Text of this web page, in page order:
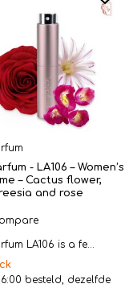
- LA106 – Women’s
– Cactus flower,
and rose
LA106 is a fe...
besteld, dezelfde